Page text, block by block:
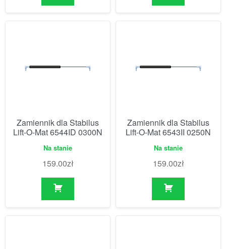
Zamiennik dla Stabilus
Lift-O-Mat 6544ID 0300N
Na stanie
159.00zł
Zamiennik dla Stabilus
Lift-O-Mat 6543II 0250N
Na stanie
159.00zł